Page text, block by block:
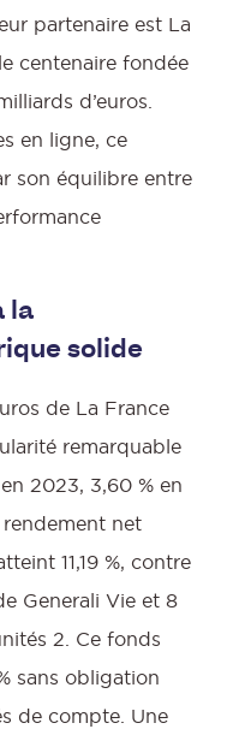
partenaire est La
centenaire fondée
d’euros.
en ligne, ce
son équilibre entre
la
solide
de La France
remarquable
2023, 3,60 % en
net
11,19 %, contre
Generali Vie et 8
2. Ce fonds
sans obligation
de compte. Une